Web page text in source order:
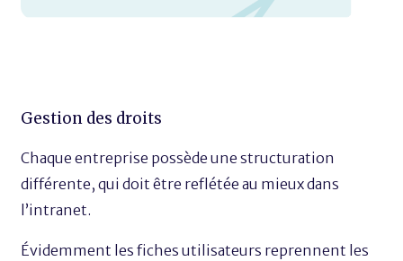
Gestion des droits
Chaque entreprise possède une structuration
différente, qui doit être reflétée au mieux dans
l’intranet.
Évidemment les fiches utilisateurs reprennent les